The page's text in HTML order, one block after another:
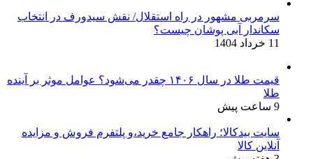
سرمربی مشهور در راه استقلال/ نقش سیدورف در انتخاب
سکاندار آبی پوشان چیست؟
11 خرداد 1404
قیمت طلا در سال ۱۴۰۶ چقدر می‌شود؟ عوامل موثر بر آینده
طلا
9 ساعت پیش
سایت بیدکالا؛ راهکار جامع خرید،و پلتفرم فروش و مزایده
آنلاین کالا